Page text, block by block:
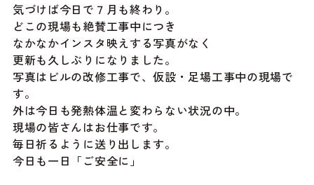
気づけば今日で７月も終わり。
どこの現場も絶賛工事中につき
なかなかインスタ映えする写真がなく
更新も久しぶりになりました。
写真はビルの改修工事で、仮設・足場工事中の現場で
す。
外は今日も発熱体温と変わらない状況の中。
現場の皆さんはお仕事です。
毎日祈るように送り出します。
今日も一日「ご安全に」